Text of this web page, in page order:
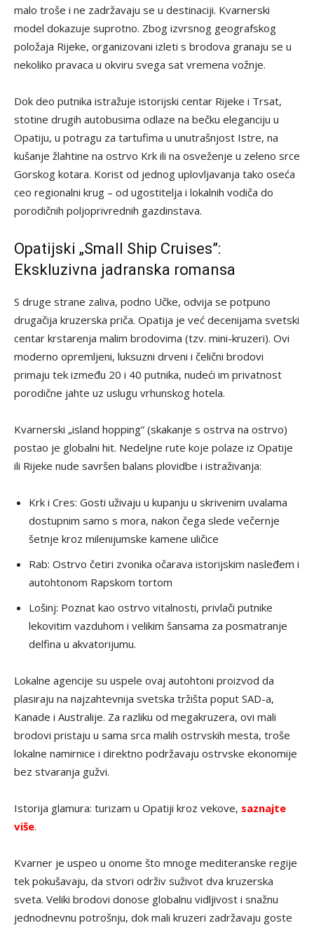
malo troše i ne zadržavaju se u destinaciji. Kvarnerski
model dokazuje suprotno. Zbog izvrsnog geografskog
položaja Rijeke, organizovani izleti s brodova granaju se u
nekoliko pravaca u okviru svega sat vremena vožnje.
Dok deo putnika istražuje istorijski centar Rijeke i Trsat,
stotine drugih autobusima odlaze na bečku eleganciju u
Opatiju, u potragu za tartufima u unutrašnjost Istre, na
kušanje žlahtine na ostrvo Krk ili na osveženje u zeleno srce
Gorskog kotara. Korist od jednog uplovljavanja tako oseća
ceo regionalni krug – od ugostitelja i lokalnih vodiča do
porodičnih poljoprivrednih gazdinstava.
Opatijski „Small Ship Cruises”:
Ekskluzivna jadranska romansa
S druge strane zaliva, podno Učke, odvija se potpuno
drugačija kruzerska priča. Opatija je već decenijama svetski
centar krstarenja malim brodovima (tzv. mini-kruzeri). Ovi
moderno opremljeni, luksuzni drveni i čelični brodovi
primaju tek između 20 i 40 putnika, nudeći im privatnost
porodične jahte uz uslugu vrhunskog hotela.
Kvarnerski „island hopping” (skakanje s ostrva na ostrvo)
postao je globalni hit. Nedeljne rute koje polaze iz Opatije
ili Rijeke nude savršen balans plovidbe i istraživanja:
Krk i Cres: Gosti uživaju u kupanju u skrivenim uvalama
dostupnim samo s mora, nakon čega slede večernje
šetnje kroz milenijumske kamene uličice
Rab: Ostrvo četiri zvonika očarava istorijskim nasleđem i
autohtonom Rapskom tortom
Lošinj: Poznat kao ostrvo vitalnosti, privlači putnike
lekovitim vazduhom i velikim šansama za posmatranje
delfina u akvatorijumu.
Lokalne agencije su uspele ovaj autohtoni proizvod da
plasiraju na najzahtevnija svetska tržišta poput SAD-a,
Kanade i Australije. Za razliku od megakruzera, ovi mali
brodovi pristaju u sama srca malih ostrvskih mesta, troše
lokalne namirnice i direktno podržavaju ostrvske ekonomije
bez stvaranja gužvi.
Istorija glamura: turizam u Opatiji kroz vekove, saznajte
više.
Kvarner je uspeo u onome što mnoge mediteranske regije
tek pokušavaju, da stvori održiv suživot dva kruzerska
sveta. Veliki brodovi donose globalnu vidljivost i snažnu
jednodnevnu potrošnju, dok mali kruzeri zadržavaju goste